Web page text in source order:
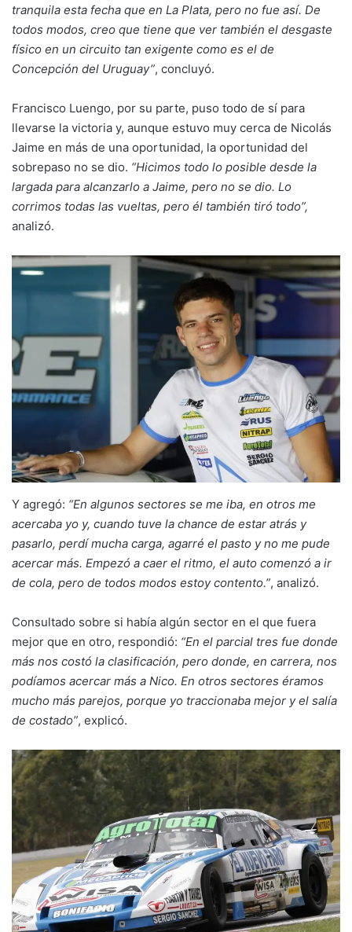
tranquila esta fecha que en La Plata, pero no fue así. De
todos modos, creo que tiene que ver también el desgaste
físico en un circuito tan exigente como es el de
Concepción del Uruguay”, concluyó.
Francisco Luengo, por su parte, puso todo de sí para
llevarse la victoria y, aunque estuvo muy cerca de Nicolás
Jaime en más de una oportunidad, la oportunidad del
sobrepaso no se dio. “Hicimos todo lo posible desde la
largada para alcanzarlo a Jaime, pero no se dio. Lo
corrimos todas las vueltas, pero él también tiró todo”,
analizó.
Y agregó: “En algunos sectores se me iba, en otros me
acercaba yo y, cuando tuve la chance de estar atrás y
pasarlo, perdí mucha carga, agarré el pasto y no me pude
acercar más. Empezó a caer el ritmo, el auto comenzó a ir
de cola, pero de todos modos estoy contento.”, analizó.
Consultado sobre si había algún sector en el que fuera
mejor que en otro, respondió: “En el parcial tres fue donde
más nos costó la clasificación, pero donde, en carrera, nos
podíamos acercar más a Nico. En otros sectores éramos
mucho más parejos, porque yo traccionaba mejor y el salía
de costado”, explicó.